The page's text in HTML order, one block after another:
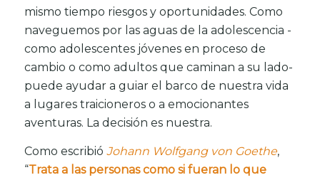
mismo tiempo riesgos y oportunidades. Como
naveguemos por las aguas de la adolescencia -
como adolescentes jóvenes en proceso de
cambio o como adultos que caminan a su lado-
puede ayudar a guiar el barco de nuestra vida
a lugares traicioneros o a emocionantes
aventuras. La decisión es nuestra.
Como escribió Johann Wolfgang von Goethe,
“Trata a las personas como si fueran lo que